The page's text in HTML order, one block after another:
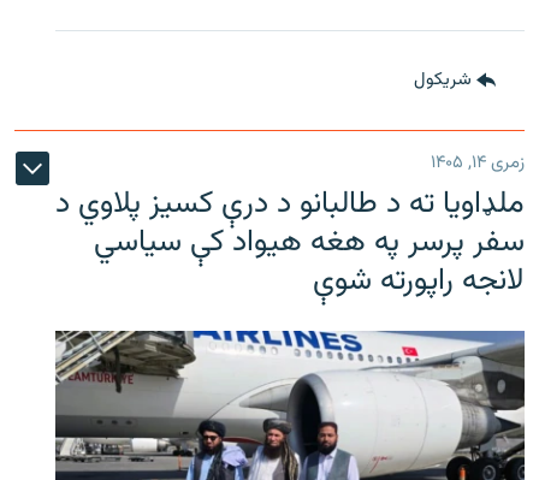
شريکول
زمری ۱۴, ۱۴۰۵
ملډاویا ته د طالبانو د درې کسیز پلاوي د
سفر پرسر په هغه هیواد کې سیاسي
لانجه راپورته شوې